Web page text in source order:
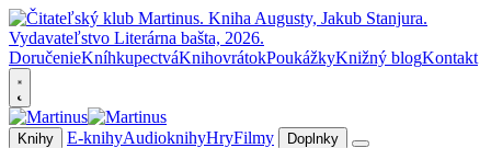
DoručenieKníhkupectváKnihovrátokPoukážkyKnižný blogKontakt
Knihy E-knihyAudioknihyHryFilmy Doplnky